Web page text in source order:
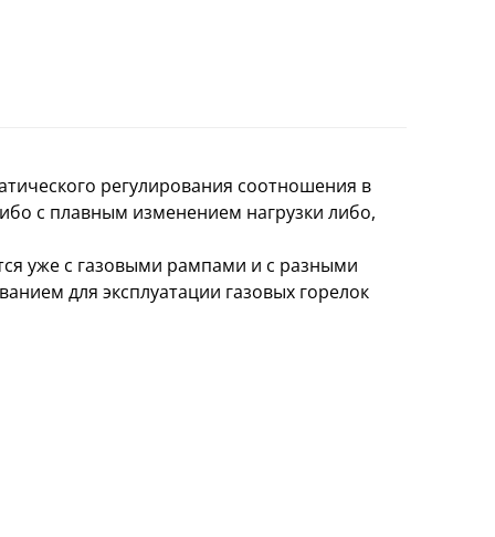
регулирования соотношения в
с плавным изменением нагрузки либо,
уже с газовыми рампами и с разными
для эксплуатации газовых горелок